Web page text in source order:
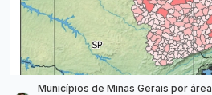
Municípios de Minas Gerais por área